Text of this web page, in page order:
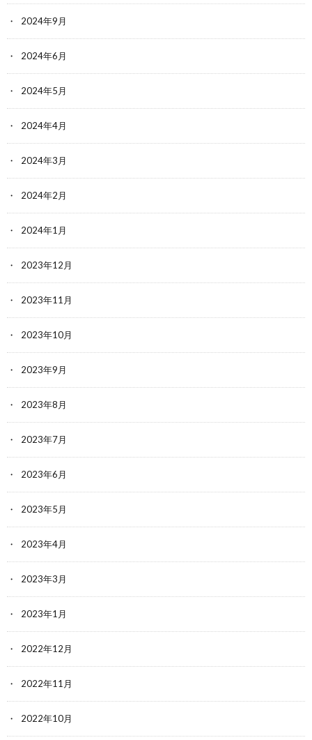
2024年9月
2024年6月
2024年5月
2024年4月
2024年3月
2024年2月
2024年1月
2023年12月
2023年11月
2023年10月
2023年9月
2023年8月
2023年7月
2023年6月
2023年5月
2023年4月
2023年3月
2023年1月
2022年12月
2022年11月
2022年10月